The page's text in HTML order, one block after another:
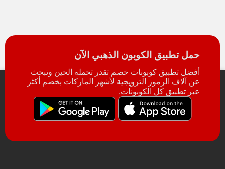
حمل تطبيق الكوبون الذهبي الآن
أفضل تطبيق كوبونات خصم تقدر تحمله الحين وتبحث
عن آلاف الرموز الترويجية لأشهر الماركات بخصم أكثر
عبر تطبيق كل الكوبونات.